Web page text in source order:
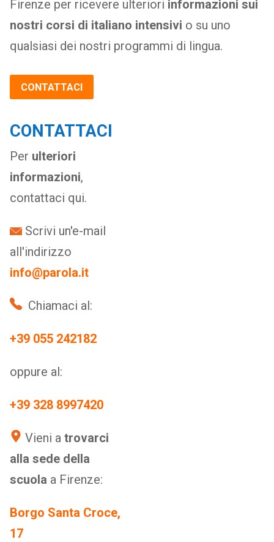
Firenze per ricevere ulteriori informazioni sui
nostri corsi di italiano intensivi o su uno
qualsiasi dei nostri programmi di lingua.
CONTATTACI
CONTATTACI
Per ulteriori
informazioni,
contattaci qui.
Scrivi un'e-mail
all'indirizzo
info@parola.it
Chiamaci al:
+39 055 242182
oppure al:
+39 328 8997420
Vieni a trovarci
alla sede della
scuola a Firenze:
Borgo Santa Croce,
17